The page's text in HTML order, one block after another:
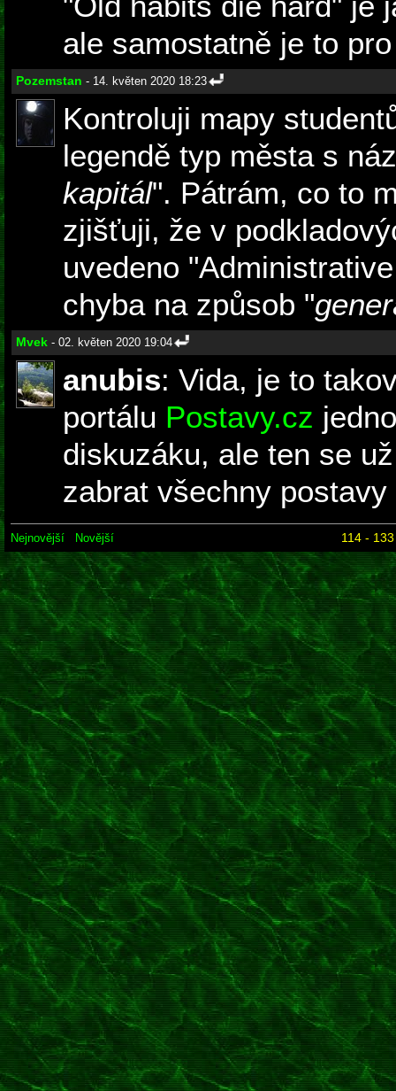
ale samostatně je to
Pozemstan - 14. květen 2020 18:23
Kontroluji mapy
legendě typ města s
kapitál". Pátrám, co to
zjišťuji, že v
uvedeno
chyba na způsob "
Mvek - 02. květen 2020 19:04
anubis: Vida, je to
portálu Postavy.cz
diskuzáku, ale ten se
zabrat všechny
Nejnovější Novější 114 -